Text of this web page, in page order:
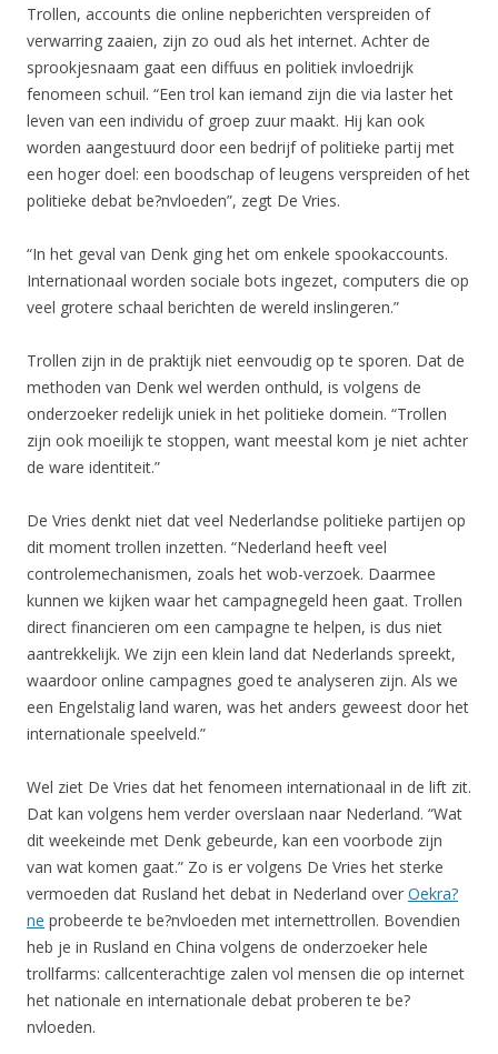
Trollen, accounts die online nepberichten verspreiden of
verwarring zaaien, zijn zo oud als het internet. Achter de
sprookjesnaam gaat een diffuus en politiek invloedrijk
fenomeen schuil. “Een trol kan iemand zijn die via laster het
leven van een individu of groep zuur maakt. Hij kan ook
worden aangestuurd door een bedrijf of politieke partij met
een hoger doel: een boodschap of leugens verspreiden of het
politieke debat be?nvloeden”, zegt De Vries.
“In het geval van Denk ging het om enkele spookaccounts.
Internationaal worden sociale bots ingezet, computers die op
veel grotere schaal berichten de wereld inslingeren.”
Trollen zijn in de praktijk niet eenvoudig op te sporen. Dat de
methoden van Denk wel werden onthuld, is volgens de
onderzoeker redelijk uniek in het politieke domein. “Trollen
zijn ook moeilijk te stoppen, want meestal kom je niet achter
de ware identiteit.”
De Vries denkt niet dat veel Nederlandse politieke partijen op
dit moment trollen inzetten. “Nederland heeft veel
controlemechanismen, zoals het wob-verzoek. Daarmee
kunnen we kijken waar het campagnegeld heen gaat. Trollen
direct financieren om een campagne te helpen, is dus niet
aantrekkelijk. We zijn een klein land dat Nederlands spreekt,
waardoor online campagnes goed te analyseren zijn. Als we
een Engelstalig land waren, was het anders geweest door het
internationale speelveld.”
Wel ziet De Vries dat het fenomeen internationaal in de lift zit.
Dat kan volgens hem verder overslaan naar Nederland. “Wat
dit weekeinde met Denk gebeurde, kan een voorbode zijn
van wat komen gaat.” Zo is er volgens De Vries het sterke
vermoeden dat Rusland het debat in Nederland over Oekra?
ne probeerde te be?nvloeden met internettrollen. Bovendien
heb je in Rusland en China volgens de onderzoeker hele
trollfarms: callcenterachtige zalen vol mensen die op internet
het nationale en internationale debat proberen te be?
nvloeden.